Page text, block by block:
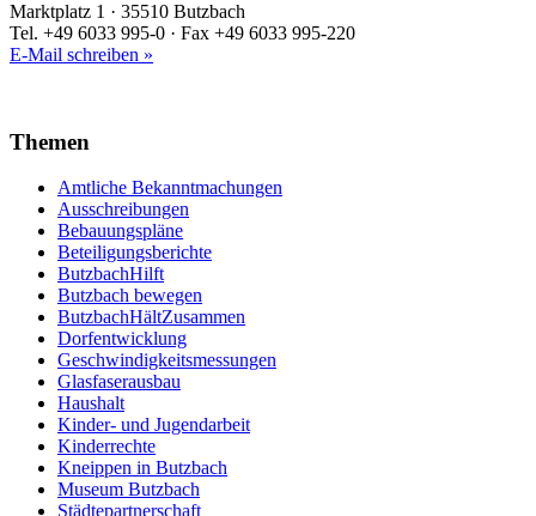
Marktplatz 1 · 35510 Butzbach
Tel. +49 6033 995-0 · Fax +49 6033 995-220
E-Mail schreiben »
Themen
Amtliche Bekanntmachungen
Ausschreibungen
Bebauungspläne
Beteiligungsberichte
ButzbachHilft
Butzbach bewegen
ButzbachHältZusammen
Dorfentwicklung
Geschwindigkeitsmessungen
Glasfaserausbau
Haushalt
Kinder- und Jugendarbeit
Kinderrechte
Kneippen in Butzbach
Museum Butzbach
Städtepartnerschaft